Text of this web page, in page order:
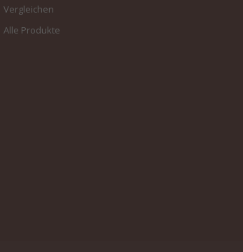
Vergleichen
Alle Produkte